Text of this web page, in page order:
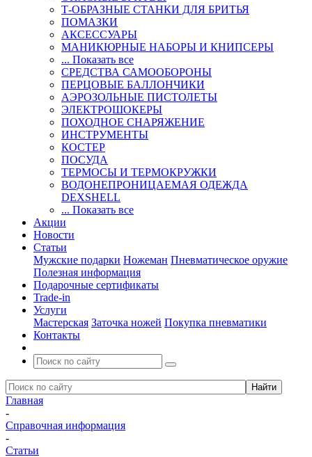
Т-ОБРАЗНЫЕ СТАНКИ ДЛЯ БРИТЬЯ
ПОМАЗКИ
АКСЕССУАРЫ
МАНИКЮРНЫЕ НАБОРЫ И КНИПСЕРЫ
... Показать все
СРЕДСТВА САМООБОРОНЫ
ПЕРЦОВЫЕ БАЛЛОНЧИКИ
АЭРОЗОЛЬНЫЕ ПИСТОЛЕТЫ
ЭЛЕКТРОШОКЕРЫ
ПОХОДНОЕ СНАРЯЖЕНИЕ
ИНСТРУМЕНТЫ
КОСТЕР
ПОСУДА
ТЕРМОСЫ И ТЕРМОКРУЖКИ
ВОДОНЕПРОНИЦАЕМАЯ ОДЕЖДА
DEXSHELL
... Показать все
Акции
Новости
Статьи
Мужские подарки Ножеман Пневматическое оружие
Полезная информация
Подарочные сертификаты
Trade-in
Услуги
Мастерская Заточка ножей Покупка пневматики
Контакты
Главная
-
Справочная информация
-
Статьи